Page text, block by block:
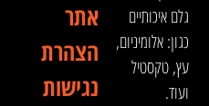
גלם איכותיים
כגון: אלומיניום,
עץ, טקסטיל
ועוד.
אתר
הצהרת
נגישות